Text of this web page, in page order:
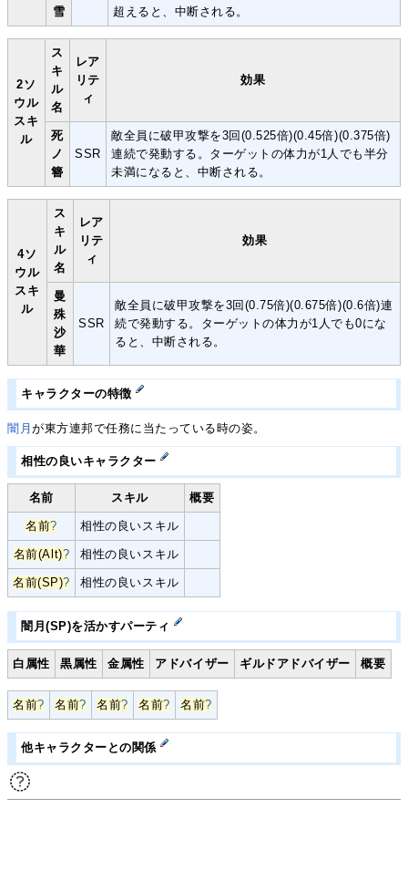
雪 超えると、中断される。
2ソ
ウル
スキ
ル
ス
キ
ル
名
レア
リテ
ィ
効果
死
ノ
簪
SSR
敵全員に破甲攻撃を3回(0.525倍)(0.45倍)(0.375倍)
連続で発動する。ターゲットの体力が1人でも半分
未満になると、中断される。
4ソ
ウル
スキ
ル
ス
キ
ル
名
レア
リテ
ィ
効果
曼
殊
沙
華
SSR
敵全員に破甲攻撃を3回(0.75倍)(0.675倍)(0.6倍)連
続で発動する。ターゲットの体力が1人でも0にな
ると、中断される。
キャラクターの特徴
闇月が東方連邦で任務に当たっている時の姿。
相性の良いキャラクター
名前 スキル 概要
名前? 相性の良いスキル
名前(Alt)? 相性の良いスキル
名前(SP)? 相性の良いスキル
闇月(SP)を活かすパーティ
白属性 黒属性 金属性 アドバイザー ギルドアドバイザー 概要
名前? 名前? 名前? 名前? 名前?
他キャラクターとの関係